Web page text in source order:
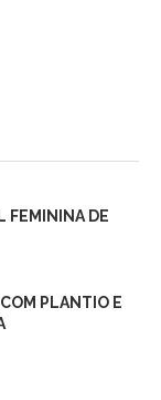
FEMININA DE
PLANTIO E